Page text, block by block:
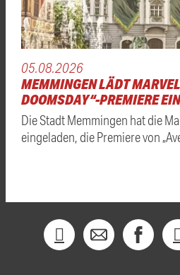
05.08.2026
MEMMINGEN LÄDT
DOOMSDAY“-PREMIERE EIN
Die Stadt Memmingen hat die
eingeladen, die Premiere von